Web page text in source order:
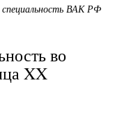
ВАК РФ
во
XX